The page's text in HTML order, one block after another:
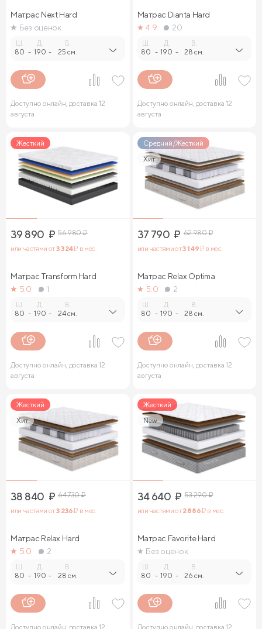
Матрас Next Hard
Без оценок
80 -
Д.
190 -
В.
25 см.
Доступно онлайн, доставка 12
августа
Матрас Dianta Hard
4.9
20
80 -
Д.
190 -
В.
28 см.
Доступно онлайн, доставка 12
августа
Жесткий
39 890 ₽ 56 980₽
или частями от3 324₽ в мес.
Матрас Transform Hard
5.0
1
80 -
Д.
190 -
В.
24 см.
Доступно онлайн, доставка 12
августа
Средний/Жесткий
Хит
37 790 ₽ 62 980₽
или частями от3 149₽ в мес.
Матрас Relax Optima
5.0
2
80 -
Д.
190 -
В.
28 см.
Доступно онлайн, доставка 12
августа
Жесткий
Хит
38 840 ₽ 64 730₽
или частями от3 236₽ в мес.
Матрас Relax Нard
5.0
2
Ш.
80 -
Д.
190 -
В.
28 см.
Доступно онлайн, доставка 12
Жесткий
New
34 640 ₽ 53 290₽
или частями от2 886₽ в мес.
Матрас Favorite Hard
Без оценок
Ш.
80 -
Д.
190 -
В.
26 см.
Доступно онлайн, доставка 12